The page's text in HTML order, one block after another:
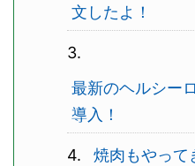
文したよ！
最新のヘルシー
導入！
焼肉もやって